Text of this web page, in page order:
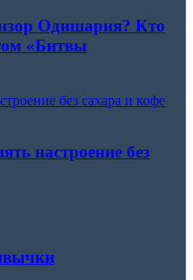
Одишария? Кто
«Битвы
без сахара и кофе
настроение без